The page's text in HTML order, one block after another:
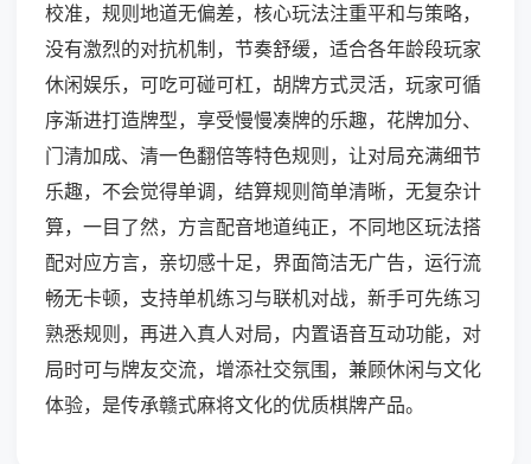
校准，规则地道无偏差，核心玩法注重平和与策略，
没有激烈的对抗机制，节奏舒缓，适合各年龄段玩家
休闲娱乐，可吃可碰可杠，胡牌方式灵活，玩家可循
序渐进打造牌型，享受慢慢凑牌的乐趣，花牌加分、
门清加成、清一色翻倍等特色规则，让对局充满细节
乐趣，不会觉得单调，结算规则简单清晰，无复杂计
算，一目了然，方言配音地道纯正，不同地区玩法搭
配对应方言，亲切感十足，界面简洁无广告，运行流
畅无卡顿，支持单机练习与联机对战，新手可先练习
熟悉规则，再进入真人对局，内置语音互动功能，对
局时可与牌友交流，增添社交氛围，兼顾休闲与文化
体验，是传承赣式麻将文化的优质棋牌产品。